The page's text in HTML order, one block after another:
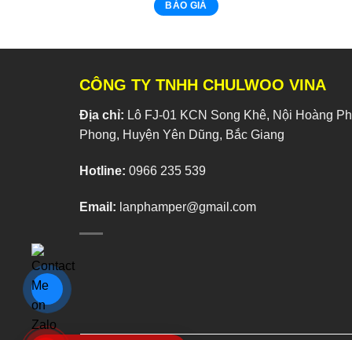
BÁO GIÁ
CÔNG TY TNHH CHULWOO VINA
Địa chỉ: Lô FJ-01 KCN Song Khê, Nội Hoàng
Phong, Huyện Yên Dũng, Bắc Giang
Hotline: 0966 235 539
Email: lanphamper@gmail.com